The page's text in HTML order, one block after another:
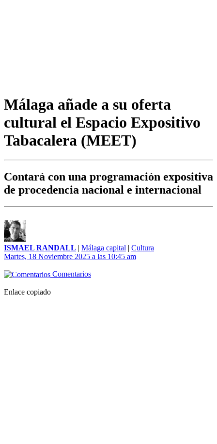
Málaga añade a su oferta
cultural el Espacio Expositivo
Tabacalera (MEET)
Contará con una programación expositiva
de procedencia nacional e internacional
ISMAEL RANDALL | Málaga capital | Cultura
Martes, 18 Noviembre 2025 a las 10:45 am
Comentarios
Enlace copiado